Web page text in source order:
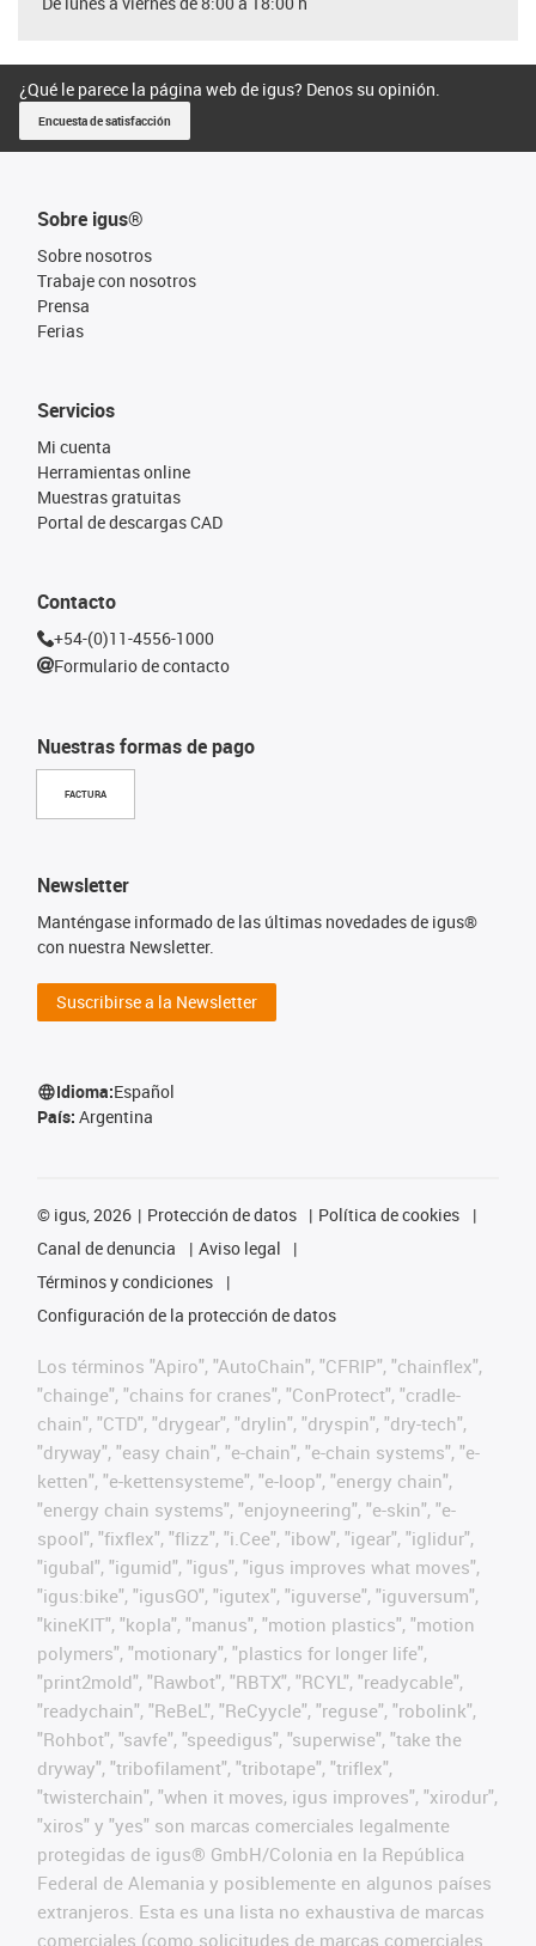
¿Qué le parece la página web de igus? Denos su opinión.
Encuesta de satisfacción
Sobre igus®
Sobre nosotros
Trabaje con nosotros
Prensa
Ferias
Nuestras formas de pago
FACTURA
Servicios
Mi cuenta
Herramientas online
Muestras gratuitas
Portal de descargas CAD
Contacto
+54-(0)11-4556-1000
Formulario de contacto
Newsletter
Manténgase informado de las últimas novedades de igus®
con nuestra Newsletter.
Suscribirse a la Newsletter
Idioma:Español
País: Argentina
© igus, 2026 Protección de datos
Política de cookies
Canal de denuncia
Aviso legal
Términos y condiciones
Configuración de la protección de datos
Los términos "Apiro", "AutoChain", "CFRIP", "chainflex",
"chainge", "chains for cranes", "ConProtect", "cradle-
chain", "CTD", "drygear", "drylin", "dryspin", "dry-tech",
"dryway", "easy chain", "e-chain", "e-chain systems", "e-
ketten", "e-kettensysteme", "e-loop", "energy chain",
"energy chain systems", "enjoyneering", "e-skin", "e-
spool", "fixflex", "flizz", "i.Cee", "ibow", "igear", "iglidur",
"igubal", "igumid", "igus", "igus improves what moves",
"igus:bike", "igusGO", "igutex", "iguverse", "iguversum",
"kineKIT", "kopla", "manus", "motion plastics", "motion
polymers", "motionary", "plastics for longer life",
"print2mold", "Rawbot", "RBTX", "RCYL", "readycable",
"readychain", "ReBeL", "ReCyycle", "reguse", "robolink",
"Rohbot", "savfe", "speedigus", "superwise", "take the
dryway", "tribofilament", "tribotape", "triflex",
"twisterchain", "when it moves, igus improves", "xirodur",
"xiros" y "yes" son marcas comerciales legalmente
protegidas de igus® GmbH/Colonia en la República
Federal de Alemania y posiblemente en algunos países
extranjeros. Esta es una lista no exhaustiva de marcas
comerciales (como solicitudes de marcas comerciales